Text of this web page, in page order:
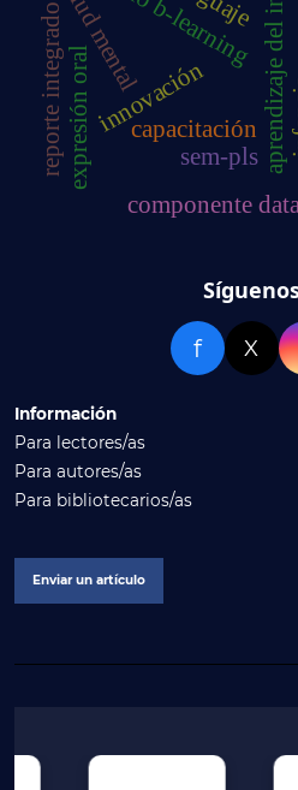
capacitación
innovación aprendizaje del inglés
expresión oral
componente
salud mental
reporte integrado sem-pls
f X
Información
Para lectores/as
Para autores/as
Para bibliotecarios/as
Enviar un artículo